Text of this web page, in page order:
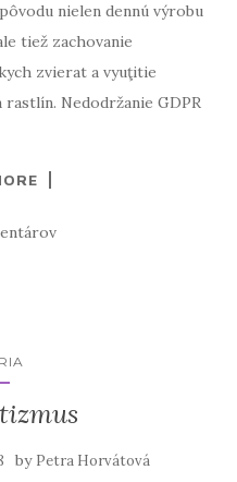
nielen dennú výrobu
tiež zachovanie
zvierat a vyuţitie
Nedodržanie GDPR
by Petra Horvátová